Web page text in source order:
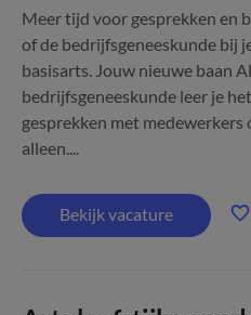
Meer tijd voor gesprekken en
of de bedrijfsgeneeskunde bij
basisarts. Jouw nieuwe baan
bedrijfsgeneeskunde leer je
gesprekken met medewerkers
alleen....
Bekijk vacature